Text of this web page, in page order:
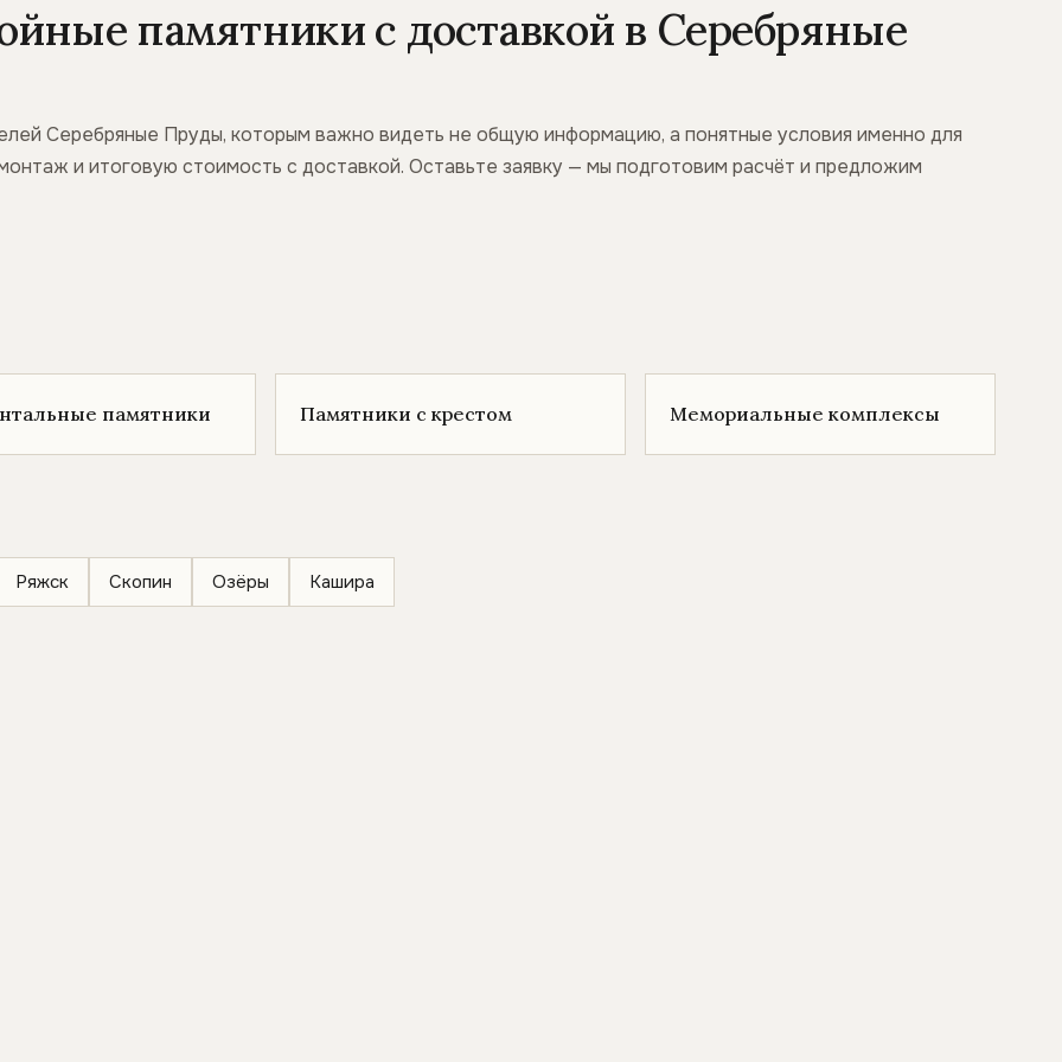
памятники с доставкой в Серебряные
Серебряные Пруды, которым важно видеть не общую информацию, а понятные условия именно для
и итоговую стоимость с доставкой. Оставьте заявку — мы подготовим расчёт и предложим
памятники Памятники с крестом Мемориальные комплексы
Ряжск Скопин Озёры Кашира